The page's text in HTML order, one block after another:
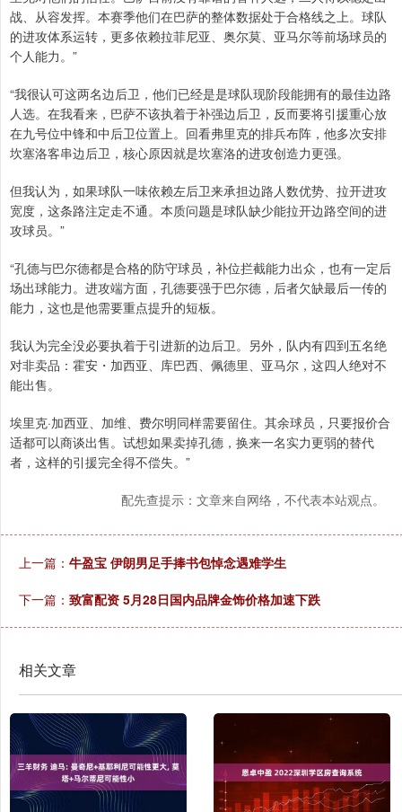
战、从容发挥。本赛季他们在巴萨的整体数据处于合格线之上。球队
的进攻体系运转，更多依赖拉菲尼亚、奥尔莫、亚马尔等前场球员的
个人能力。”
“我很认可这两名边后卫，他们已经是是球队现阶段能拥有的最佳边路
人选。在我看来，巴萨不该执着于补强边后卫，反而要将引援重心放
在九号位中锋和中后卫位置上。回看弗里克的排兵布阵，他多次安排
坎塞洛客串边后卫，核心原因就是坎塞洛的进攻创造力更强。
但我认为，如果球队一味依赖左后卫来承担边路人数优势、拉开进攻
宽度，这条路注定走不通。本质问题是球队缺少能拉开边路空间的进
攻球员。”
“孔德与巴尔德都是合格的防守球员，补位拦截能力出众，也有一定后
场出球能力。进攻端方面，孔德要强于巴尔德，后者欠缺最后一传的
能力，这也是他需要重点提升的短板。
我认为完全没必要执着于引进新的边后卫。另外，队内有四到五名绝
对非卖品：霍安・加西亚、库巴西、佩德里、亚马尔，这四人绝对不
能出售。
埃里克·加西亚、加维、费尔明同样需要留住。其余球员，只要报价合
适都可以商谈出售。试想如果卖掉孔德，换来一名实力更弱的替代
者，这样的引援完全得不偿失。”
配先查提示：文章来自网络，不代表本站观点。
上一篇： 牛盈宝 伊朗男足手捧书包悼念遇难学生
下一篇： 致富配资 5月28日国内品牌金饰价格加速下跌
相关文章